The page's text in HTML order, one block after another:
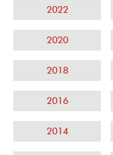
2022
2020
2018
2016
2014